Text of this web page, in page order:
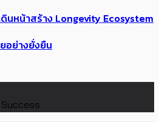
นหน้าสร้าง Longevity Ecosystem
อย่างยั่งยืน
Success